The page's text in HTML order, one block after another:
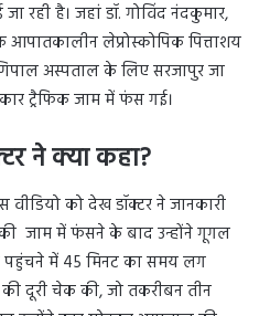
रही है। जहां डॉ. गोविंद नंदकुमार,
आपातकालीन लेप्रोस्कोपिक पित्ताशय
अस्पताल के लिए सरजापुर जा
ट्रैफिक जाम में फंस गई।
ने क्या कहा?
को देख डॉक्टर ने जानकारी
की जाम में फंसने के बाद उन्होंने गूगल
पहुंचने में 45 मिनट का समय लग
दूरी चेक की, जो तकरीबन तीन